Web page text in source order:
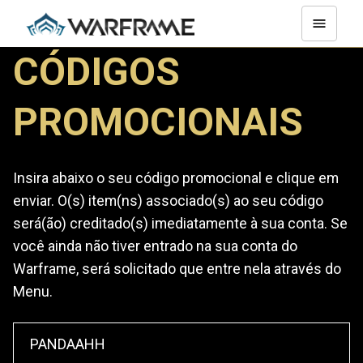
CÓDIGOS
PROMOCIONAIS
Insira abaixo o seu código promocional e clique em
enviar. O(s) item(ns) associado(s) ao seu código
será(ão) creditado(s) imediatamente à sua conta. Se
você ainda não tiver entrado na sua conta do
Warframe, será solicitado que entre nela através do
Menu.